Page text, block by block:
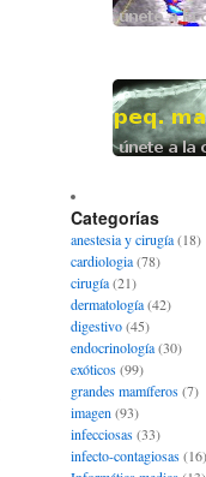
Categorías
anestesia y cirugía(18)
cardiologia(78)
cirugía(21)
dermatología(42)
digestivo(45)
endocrinología(30)
exóticos(99)
grandes mamíferos(7)
imagen (93)
infecciosas(33)
infecto-contagiosas(16)